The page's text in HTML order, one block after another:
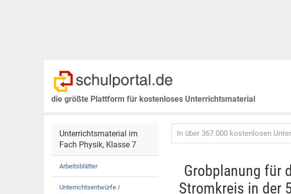
die größte Plattform für kostenloses Unterrichtsmaterial
Unterrichtsmaterial im
Fach Physik, Klasse 7
Arbeitsblätter
Unterrichtsentwürfe /
Grobplanung für
Stromkreis in der